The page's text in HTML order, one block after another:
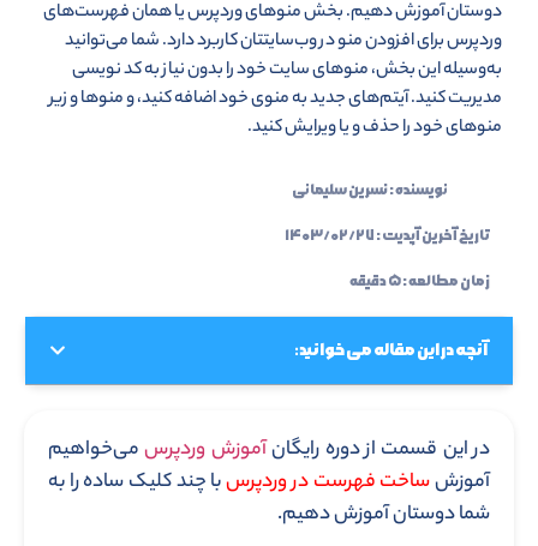
دوستان آموزش دهیم. بخش منوهای وردپرس یا همان فهرست‌های
وردپرس برای افزودن منو در وب‌سایتتان کاربرد دارد. شما می‌توانید
به‌وسیله این بخش، منوهای سایت خود را بدون نیاز به کد نویسی
مدیریت کنید. آیتم‌های جدید به منوی خود اضافه کنید، و منوها و زیر
منوهای خود را حذف و یا ویرایش کنید.
نویسنده :نسرین سلیمانی
تاریخ آخرین آپدیت :۱۴۰۳/۰۲/۲۷
زمان مطالعه : ۵ دقیقه
آنچه در این مقاله می خوانید:
در این قسمت از دوره رایگانآموزش وردپرسمی‌خواهیم
آموزشساخت فهرست در وردپرسبا چند کلیک ساده را به
شما دوستان آموزش دهیم.